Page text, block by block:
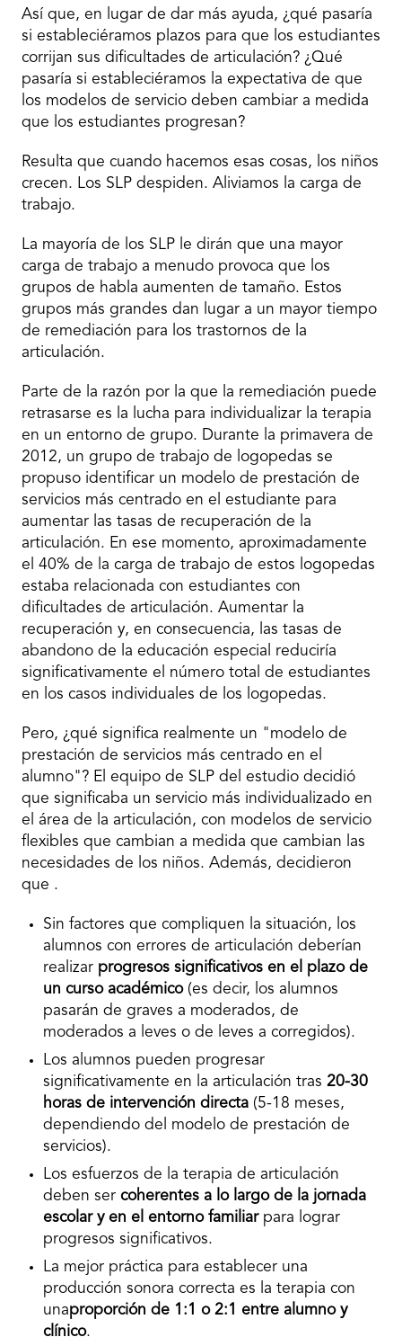
Así que, en lugar de dar más ayuda, ¿qué pasaría
si estableciéramos plazos para que los estudiantes
corrijan sus dificultades de articulación? ¿Qué
pasaría si estableciéramos la expectativa de que
los modelos de servicio deben cambiar a medida
que los estudiantes progresan?
Resulta que cuando hacemos esas cosas, los niños
crecen. Los SLP despiden. Aliviamos la carga de
trabajo.
La mayoría de los SLP le dirán que una mayor
carga de trabajo a menudo provoca que los
grupos de habla aumenten de tamaño. Estos
grupos más grandes dan lugar a un mayor tiempo
de remediación para los trastornos de la
articulación.
Parte de la razón por la que la remediación puede
retrasarse es la lucha para individualizar la terapia
en un entorno de grupo. Durante la primavera de
2012, un grupo de trabajo de logopedas se
propuso identificar un modelo de prestación de
servicios más centrado en el estudiante para
aumentar las tasas de recuperación de la
articulación. En ese momento, aproximadamente
el 40% de la carga de trabajo de estos logopedas
estaba relacionada con estudiantes con
dificultades de articulación. Aumentar la
recuperación y, en consecuencia, las tasas de
abandono de la educación especial reduciría
significativamente el número total de estudiantes
en los casos individuales de los logopedas.
Pero, ¿qué significa realmente un "modelo de
prestación de servicios más centrado en el
alumno"? El equipo de SLP del estudio decidió
que significaba un servicio más individualizado en
el área de la articulación, con modelos de servicio
flexibles que cambian a medida que cambian las
necesidades de los niños. Además, decidieron
que .
Sin factores que compliquen la situación, los
alumnos con errores de articulación deberían
realizar progresos significativos en el plazo de
un curso académico(es decir, los alumnos
pasarán de graves a moderados, de
moderados a leves o de leves a corregidos).
Los alumnos pueden progresar
significativamente en la articulación tras 20-30
horas de intervención directa (5-18 meses,
dependiendo del modelo de prestación de
servicios).
Los esfuerzos de la terapia de articulación
deben ser coherentes a lo largo de la jornada
escolar y en el entorno familiarpara lograr
progresos significativos.
La mejor práctica para establecer una
producción sonora correcta es la terapia con
unaproporción de 1:1 o 2:1 entre alumno y
clínico.